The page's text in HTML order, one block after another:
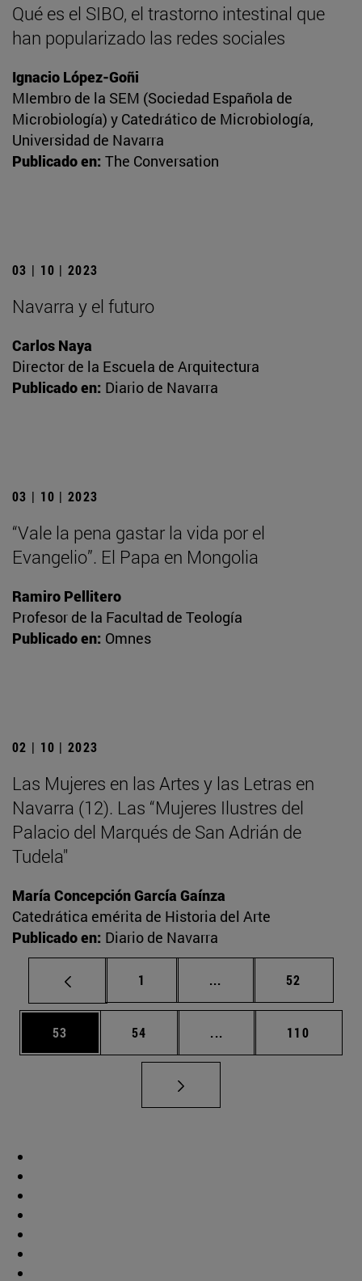
Qué es el SIBO, el trastorno intestinal que
han popularizado las redes sociales
Ignacio López-Goñi
MIembro de la SEM (Sociedad Española de
Microbiología) y Catedrático de Microbiología,
Universidad de Navarra
Publicado en: The Conversation
03 | 10 | 2023
Navarra y el futuro
Carlos Naya
Director de la Escuela de Arquitectura
Publicado en: Diario de Navarra
03 | 10 | 2023
“Vale la pena gastar la vida por el
Evangelio”. El Papa en Mongolia
Ramiro Pellitero
Profesor de la Facultad de Teología
Publicado en: Omnes
02 | 10 | 2023
Las Mujeres en las Artes y las Letras en
Navarra (12). Las “Mujeres Ilustres del
Palacio del Marqués de San Adrián de
Tudela"
María Concepción García Gaínza
Catedrática emérita de Historia del Arte
Publicado en: Diario de Navarra
Página
1 ... Páginas intermedias
Página
52
Página
53 Página
54 ... Páginas intermedias
Página
110